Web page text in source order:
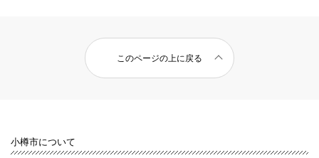
このページの上に戻る
小樽市について